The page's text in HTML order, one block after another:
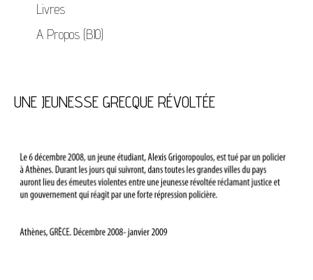
Livres
A Propos (BIO)
UNE JEUNESSE GRECQUE RÉVOLTÉE